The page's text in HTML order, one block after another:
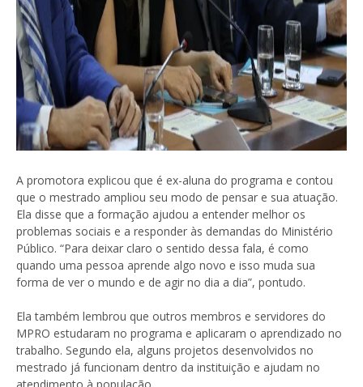
A promotora explicou que é ex-aluna do programa e contou
que o mestrado ampliou seu modo de pensar e sua atuação.
Ela disse que a formação ajudou a entender melhor os
problemas sociais e a responder às demandas do Ministério
Público. “Para deixar claro o sentido dessa fala, é como
quando uma pessoa aprende algo novo e isso muda sua
forma de ver o mundo e de agir no dia a dia”, pontudo.
Ela também lembrou que outros membros e servidores do
MPRO estudaram no programa e aplicaram o aprendizado no
trabalho. Segundo ela, alguns projetos desenvolvidos no
mestrado já funcionam dentro da instituição e ajudam no